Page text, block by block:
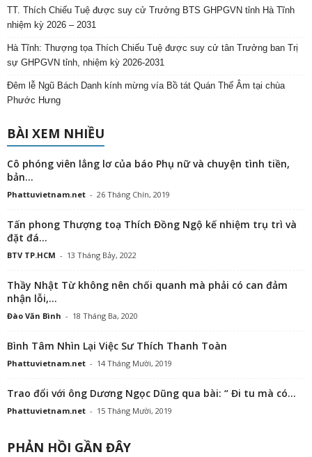
TT. Thích Chiếu Tuệ được suy cử Trưởng BTS GHPGVN tỉnh Hà Tĩnh
nhiệm kỳ 2026 – 2031
Hà Tĩnh: Thượng tọa Thích Chiếu Tuệ được suy cử tân Trưởng ban Trị
sự GHPGVN tỉnh, nhiệm kỳ 2026-2031
Đêm lễ Ngũ Bách Danh kính mừng vía Bồ tát Quán Thế Âm tại chùa
Phước Hưng
BÀI XEM NHIỀU
Cô phóng viên lẳng lơ của báo Phụ nữ và chuyện tình tiền,
bản...
Phattuvietnam.net - 26 Tháng Chín, 2019
Tấn phong Thượng toạ Thích Đồng Ngộ kế nhiệm trụ trì và
đặt đá...
BTV TP.HCM - 13 Tháng Bảy, 2022
Thầy Nhật Từ không nên chối quanh mà phải có can đảm
nhận lỗi,...
Đào Văn Bình - 18 Tháng Ba, 2020
Bình Tâm Nhìn Lại Việc Sư Thích Thanh Toàn
Phattuvietnam.net - 14 Tháng Mười, 2019
Trao đổi với ông Dương Ngọc Dũng qua bài: “ Đi tu mà có...
Phattuvietnam.net - 15 Tháng Mười, 2019
PHẢN HỒI GẦN ĐÂY